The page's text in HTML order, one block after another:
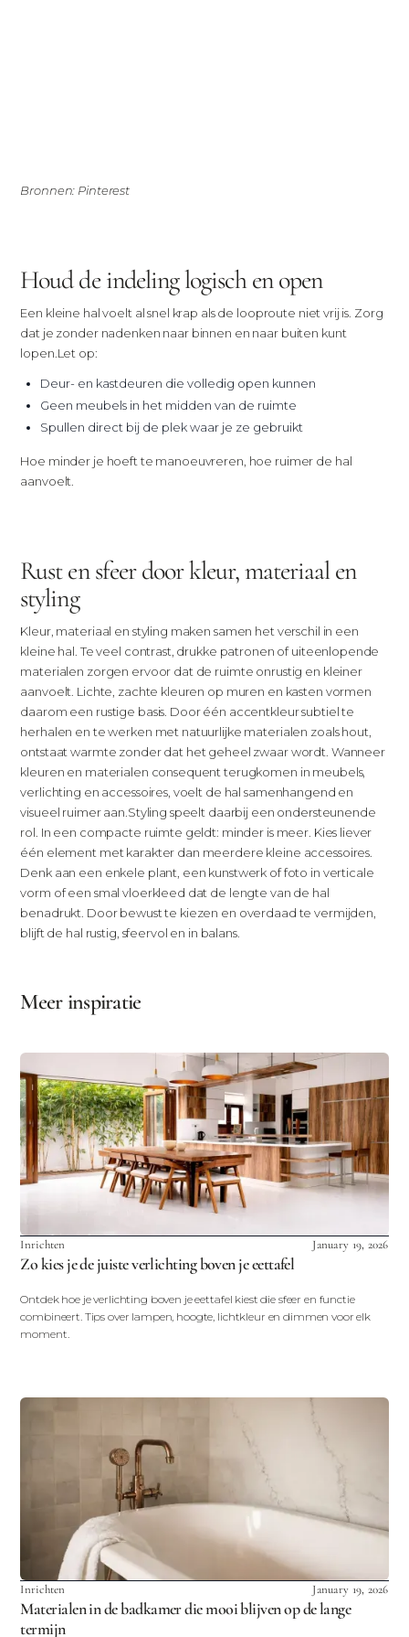
Bronnen: Pinterest
Houd de indeling logisch en open
Een kleine hal voelt al snel krap als de looproute niet vrij is. Zorg
dat je zonder nadenken naar binnen en naar buiten kunt
lopen. Let op:
Deur- en kastdeuren die volledig open kunnen
Geen meubels in het midden van de ruimte
Spullen direct bij de plek waar je ze gebruikt
Hoe minder je hoeft te manoeuvreren, hoe ruimer de hal
aanvoelt.
Rust en sfeer door kleur, materiaal en
styling
Kleur, materiaal en styling maken samen het verschil in een
kleine hal. Te veel contrast, drukke patronen of uiteenlopende
materialen zorgen ervoor dat de ruimte onrustig en kleiner
aanvoelt. Lichte, zachte kleuren op muren en kasten vormen
daarom een rustige basis. Door één accentkleur subtiel te
herhalen en te werken met natuurlijke materialen zoals hout,
ontstaat warmte zonder dat het geheel zwaar wordt. Wanneer
kleuren en materialen consequent terugkomen in meubels,
verlichting en accessoires, voelt de hal samenhangend en
visueel ruimer aan. Styling speelt daarbij een ondersteunende
rol. In een compacte ruimte geldt: minder is meer. Kies liever
één element met karakter dan meerdere kleine accessoires.
Denk aan een enkele plant, een kunstwerk of foto in verticale
vorm of een smal vloerkleed dat de lengte van de hal
benadrukt. Door bewust te kiezen en overdaad te vermijden,
blijft de hal rustig, sfeervol en in balans.
Meer inspiratie
Inrichten January 19, 2026
Zo kies je de juiste verlichting boven je eettafel
Ontdek hoe je verlichting boven je eettafel kiest die sfeer en functie
combineert. Tips over lampen, hoogte, lichtkleur en dimmen voor elk
moment.
Inrichten January 19, 2026
Materialen in de badkamer die mooi blijven op de lange
termijn